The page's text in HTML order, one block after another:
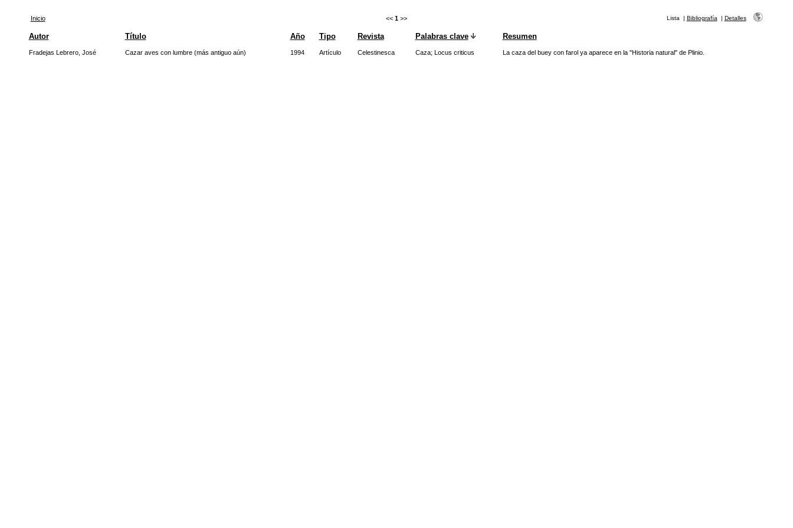
Inicio << 1 >> Lista | Bibliografía | Detalles
Autor Título Año Tipo Revista Palabras clave Resumen
Fradejas Lebrero, José Cazar aves con lumbre (más antiguo aún) 1994 Artículo Celestinesca Caza; Locus criticus La caza del buey con farol ya aparece en la "Historia natural" de Plinio.